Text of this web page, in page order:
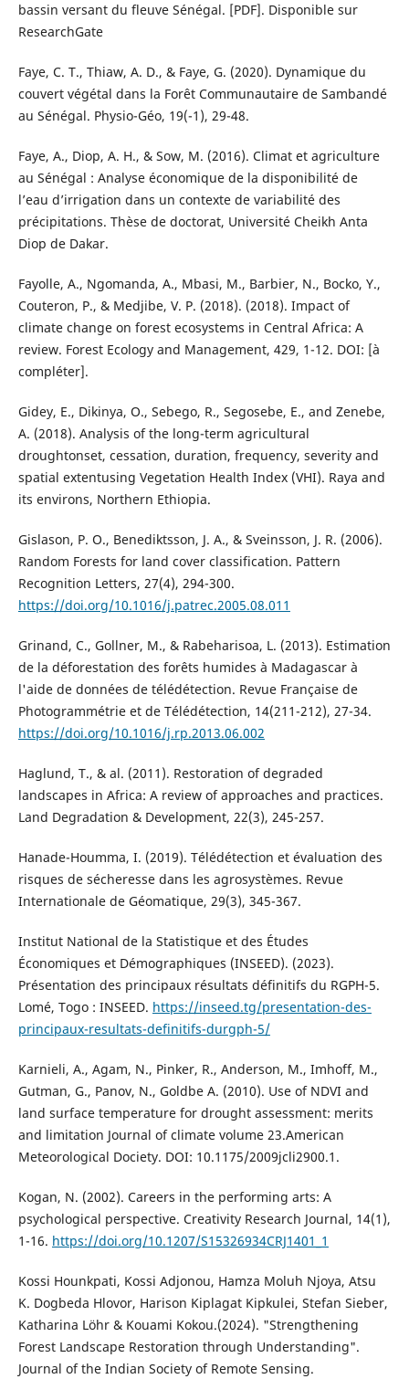
bassin versant du fleuve Sénégal. [PDF]. Disponible sur
ResearchGate
Faye, C. T., Thiaw, A. D., & Faye, G. (2020). Dynamique du
couvert végétal dans la Forêt Communautaire de Sambandé
au Sénégal. Physio-Géo, 19(-1), 29-48.
Faye, A., Diop, A. H., & Sow, M. (2016). Climat et agriculture
au Sénégal : Analyse économique de la disponibilité de
l’eau d’irrigation dans un contexte de variabilité des
précipitations. Thèse de doctorat, Université Cheikh Anta
Diop de Dakar.
Fayolle, A., Ngomanda, A., Mbasi, M., Barbier, N., Bocko, Y.,
Couteron, P., & Medjibe, V. P. (2018). (2018). Impact of
climate change on forest ecosystems in Central Africa: A
review. Forest Ecology and Management, 429, 1-12. DOI: [à
compléter].
Gidey, E., Dikinya, O., Sebego, R., Segosebe, E., and Zenebe,
A. (2018). Analysis of the long-term agricultural
droughtonset, cessation, duration, frequency, severity and
spatial extentusing Vegetation Health Index (VHI). Raya and
its environs, Northern Ethiopia.
Gislason, P. O., Benediktsson, J. A., & Sveinsson, J. R. (2006).
Random Forests for land cover classification. Pattern
Recognition Letters, 27(4), 294-300.
https://doi.org/10.1016/j.patrec.2005.08.011
Grinand, C., Gollner, M., & Rabeharisoa, L. (2013). Estimation
de la déforestation des forêts humides à Madagascar à
l'aide de données de télédétection. Revue Française de
Photogrammétrie et de Télédétection, 14(211-212), 27-34.
https://doi.org/10.1016/j.rp.2013.06.002
Haglund, T., & al. (2011). Restoration of degraded
landscapes in Africa: A review of approaches and practices.
Land Degradation & Development, 22(3), 245-257.
Hanade-Houmma, I. (2019). Télédétection et évaluation des
risques de sécheresse dans les agrosystèmes. Revue
Internationale de Géomatique, 29(3), 345-367.
Institut National de la Statistique et des Études
Économiques et Démographiques (INSEED). (2023).
Présentation des principaux résultats définitifs du RGPH-5.
Lomé, Togo : INSEED. https://inseed.tg/presentation-des-
principaux-resultats-definitifs-durgph-5/
Karnieli, A., Agam, N., Pinker, R., Anderson, M., Imhoff, M.,
Gutman, G., Panov, N., Goldbe A. (2010). Use of NDVI and
land surface temperature for drought assessment: merits
and limitation Journal of climate volume 23.American
Meteorological Dociety. DOI: 10.1175/2009jcli2900.1.
Kogan, N. (2002). Careers in the performing arts: A
psychological perspective. Creativity Research Journal, 14(1),
1-16. https://doi.org/10.1207/S15326934CRJ1401_1
Kossi Hounkpati, Kossi Adjonou, Hamza Moluh Njoya, Atsu
K. Dogbeda Hlovor, Harison Kiplagat Kipkulei, Stefan Sieber,
Katharina Löhr & Kouami Kokou.(2024). "Strengthening
Forest Landscape Restoration through Understanding".
Journal of the Indian Society of Remote Sensing.